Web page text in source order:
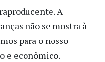
A
não se mostra à
para o nosso
e econômico.